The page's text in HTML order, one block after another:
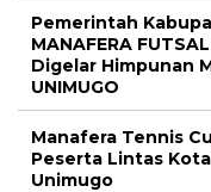
Pemerintah
MANAFERA
Digelar Himpunan
UNIMUGO
Manafera Tennis
Peserta Lintas
Unimugo